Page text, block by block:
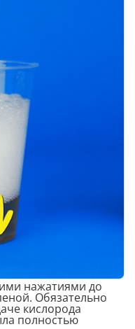
нажатиями до
Обязательно
кислорода
полностью